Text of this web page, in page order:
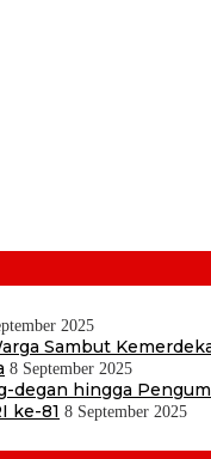
2025
Sambut
8 September 2025
degan hingga
ke-81 8 September 2025